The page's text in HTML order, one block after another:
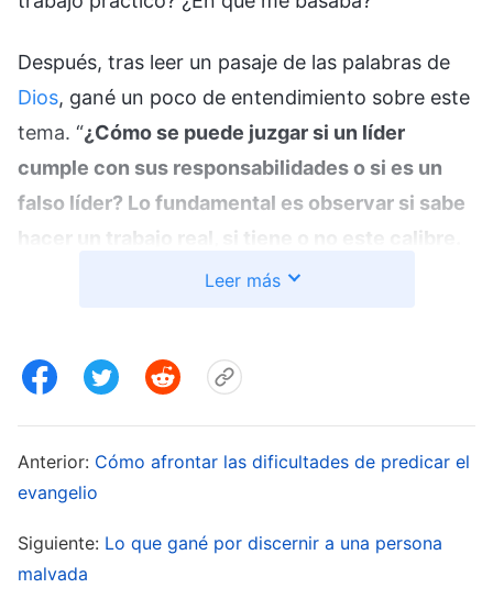
Después, tras leer un pasaje de las palabras de
Dios, gané un poco de entendimiento sobre este
tema. “¿Cómo se puede juzgar si un líder
cumple con sus responsabilidades o si es un
falso líder? Lo fundamental es observar si sabe
hacer un trabajo real, si tiene o no este calibre.
En segundo lugar, hay que ver si de verdad hace
cuando hacen un trabajo superficial, no te
dones, si hacen bien este trabajo o no; estas
cosas no son importantes. Lo fundamental es si
trabajo más fundamental de laiglesia , si son
capaces de resolver problemas utilizando la
Leer más
Anterior: Cómo afrontar las dificultades de predicar el
evangelio
Siguiente: Lo que gané por discernir a una persona
malvada